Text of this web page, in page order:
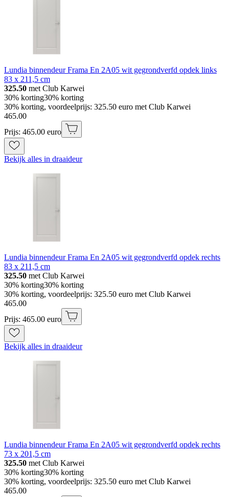
Lundia binnendeur Frama En 2A05 wit gegrondverfd opdek links
83 x 211,5 cm
325.50 met Club Karwei
30% korting30% korting
30% korting, voordeelprijs: 325.50 euro met Club Karwei
465.00
Prijs: 465.00 euro
Bekijk alles in draaideur
Lundia binnendeur Frama En 2A05 wit gegrondverfd opdek rechts
83 x 211,5 cm
325.50 met Club Karwei
30% korting30% korting
30% korting, voordeelprijs: 325.50 euro met Club Karwei
465.00
Prijs: 465.00 euro
Bekijk alles in draaideur
Lundia binnendeur Frama En 2A05 wit gegrondverfd opdek rechts
73 x 201,5 cm
325.50 met Club Karwei
30% korting30% korting
30% korting, voordeelprijs: 325.50 euro met Club Karwei
465.00